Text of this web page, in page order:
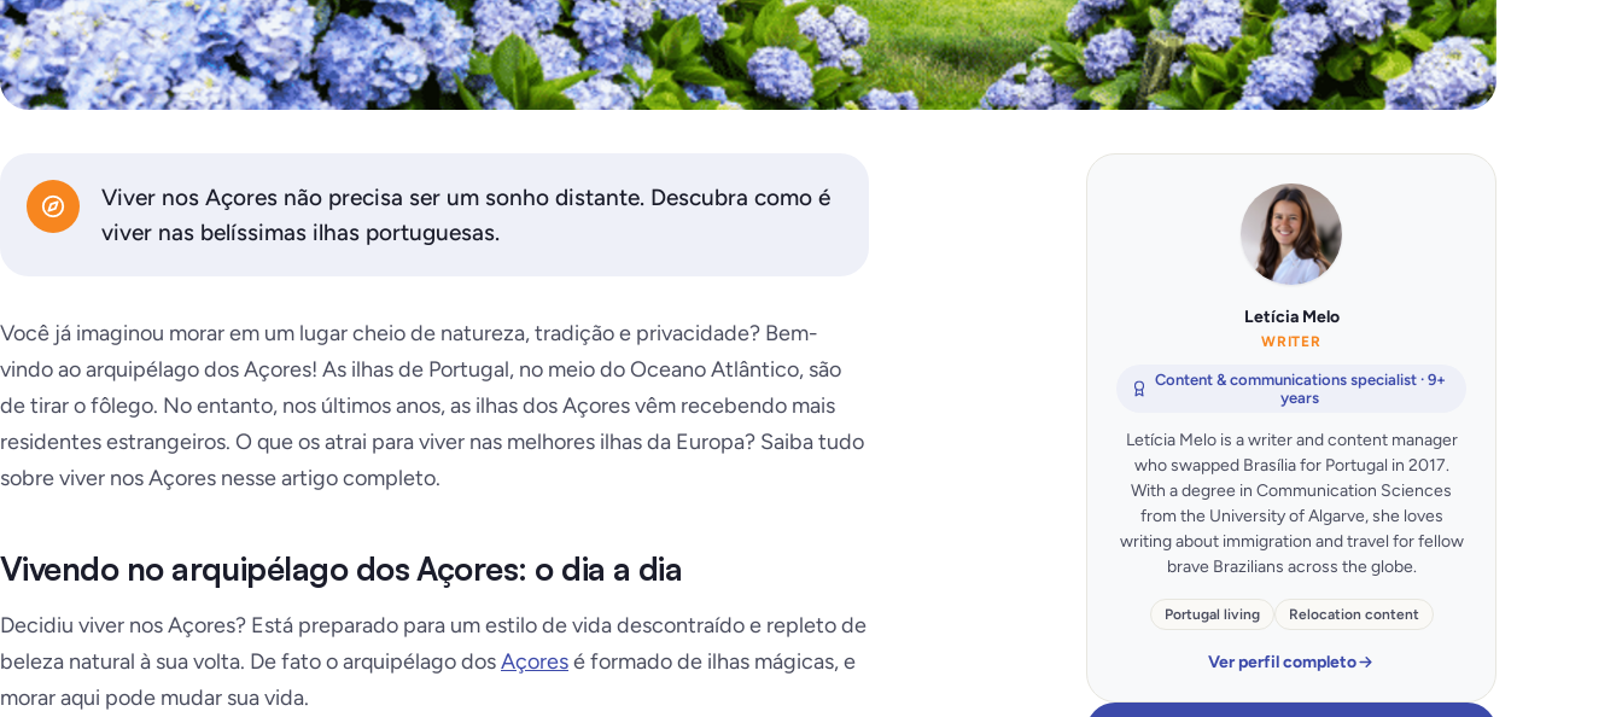
Viver nos Açores não precisa ser um sonho distante. Descubra como é
viver nas belíssimas ilhas portuguesas.
Você já imaginou morar em um lugar cheio de natureza, tradição e privacidade? Bem-
vindo ao arquipélago dos Açores! As ilhas de Portugal, no meio do Oceano Atlântico, são
de tirar o fôlego. No entanto, nos últimos anos, as ilhas dos Açores vêm recebendo mais
residentes estrangeiros. O que os atrai para viver nas melhores ilhas da Europa? Saiba tudo
sobre viver nos Açores nesse artigo completo.
Vivendo no arquipélago dos Açores: o dia a dia
Decidiu viver nos Açores? Está preparado para um estilo de vida descontraído e repleto de
beleza natural à sua volta. De fato o arquipélago dosAçoresé formado de ilhas mágicas, e
morar aqui pode mudar sua vida.
Letícia Melo
WRITER
Content & communications specialist · 9+
years
Letícia Melo is a writer and content manager
who swapped Brasília for Portugal in 2017.
With a degree in Communication Sciences
from the University of Algarve, she loves
writing about immigration and travel for fellow
brave Brazilians across the globe.
Portugal living Relocation content
Ver perfil completo